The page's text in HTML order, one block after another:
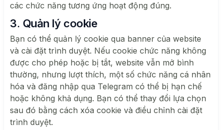
các chức năng tương ứng hoạt động đúng.
3. Quản lý cookie
Bạn có thể quản lý cookie qua banner của website
và cài đặt trình duyệt. Nếu cookie chức năng không
được cho phép hoặc bị tắt, website vẫn mở bình
thường, nhưng lượt thích, một số chức năng cá nhân
hóa và đăng nhập qua Telegram có thể bị hạn chế
hoặc không khả dụng. Bạn có thể thay đổi lựa chọn
sau đó bằng cách xóa cookie và điều chỉnh cài đặt
trình duyệt.